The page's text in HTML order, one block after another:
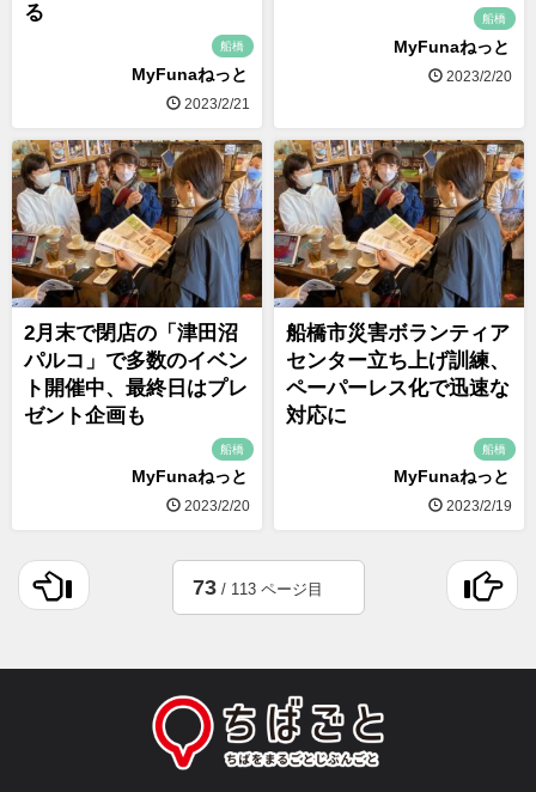
る
船橋
MyFunaねっと
2023/2/21
船橋
MyFunaねっと
2023/2/20
2月末で閉店の「津田沼
パルコ」で多数のイベン
ト開催中、最終日はプレ
ゼント企画も
船橋
MyFunaねっと
2023/2/20
船橋市災害ボランティア
センター立ち上げ訓練、
ペーパーレス化で迅速な
対応に
船橋
MyFunaねっと
2023/2/19
73/ 113 ページ目